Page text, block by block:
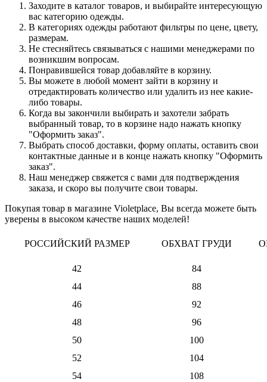
Заходите в каталог товаров, и выбирайте интересующую
вас категорию одежды.
В категориях одежды работают фильтры по цене, цвету,
размерам.
Не стесняйтесь связываться с нашими менеджерами по
возникшим вопросам.
Понравившейся товар добавляйте в корзину.
Вы можете в любой момент зайти в корзину и
отредактировать количество или удалить из нее какие-
либо товары.
Когда вы закончили выбирать и захотели забрать
выбранный товар, то в корзине надо нажать кнопку
"Оформить заказ".
Выбрать способ доставки, форму оплаты, оставить свои
контактные данные и в конце нажать кнопку "Оформить
заказ".
Наш менеджер свяжется с вами для подтверждения
заказа, и скоро вы получите свои товары.
Покупая товар в магазине Violetplace, Вы всегда можете быть
уверены в высоком качестве наших моделей!
РОССИЙСКИЙ РАЗМЕР ОБХВАТ ГРУДИ
42
84
44
88
46
92
48
96
50
100
52
104
54
108